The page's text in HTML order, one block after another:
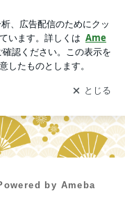
知
を受け取りまし
開く
by Ameba